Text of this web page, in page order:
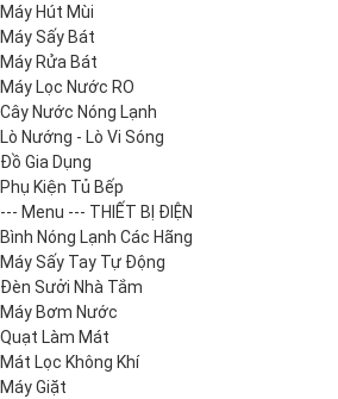
Máy Hút Mùi
Máy Sấy Bát
Máy Rửa Bát
Máy Lọc Nước RO
Cây Nước Nóng Lạnh
Lò Nướng - Lò Vi Sóng
Đồ Gia Dụng
Phụ Kiện Tủ Bếp
--- Menu --- THIẾT BỊ ĐIỆN
Bình Nóng Lạnh Các Hãng
Máy Sấy Tay Tự Động
Đèn Sưởi Nhà Tắm
Máy Bơm Nước
Quạt Làm Mát
Mát Lọc Không Khí
Máy Giặt